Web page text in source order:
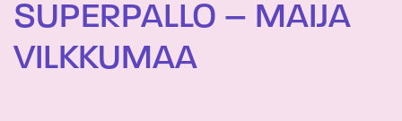
SUPERPALLO – MAIJA
VILKKUMAA